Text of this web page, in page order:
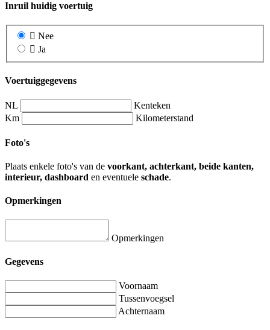
Inruil huidig voertuig
Nee
Ja
Voertuiggegevens
NL
Kenteken
Km
Kilometerstand
Foto's
Plaats enkele foto's van de voorkant, achterkant, beide kanten,
interieur, dashboard en eventuele schade.
Opmerkingen
Opmerkingen
Gegevens
Voornaam
Tussenvoegsel
Achternaam